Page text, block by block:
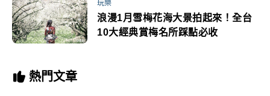
玩樂
浪漫1月雪梅花海大景拍起來！全台
10大經典賞梅名所踩點必收
熱門文章